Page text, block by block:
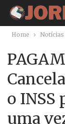
Home Notícias
o INSS
uma